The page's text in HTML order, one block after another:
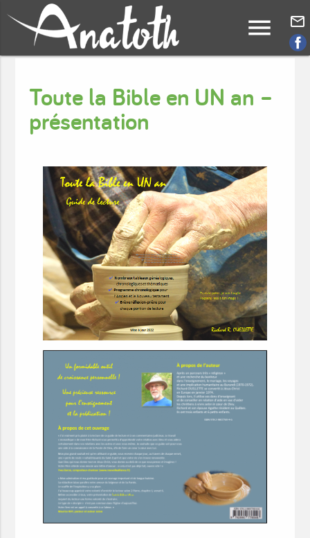
menu mail_outline
Toute la Bible en UN an –
présentation